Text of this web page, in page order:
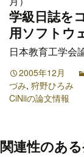
へ
ス
キ
ッ
プ
学級日誌を
用ソフトウ
日本教育工学会
2005年12月
づみ, 狩野ひろみ
CiNiiの論文情報
関連性のあ